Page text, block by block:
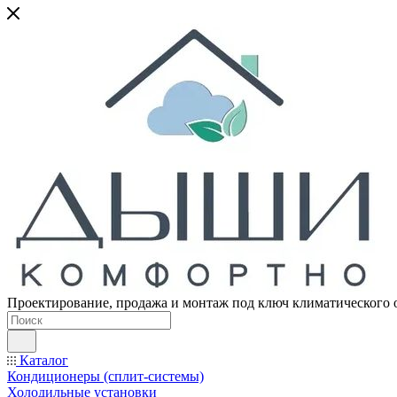
Проектирование, продажа и монтаж под ключ климатического
Каталог
Кондиционеры (сплит-системы)
Холодильные установки